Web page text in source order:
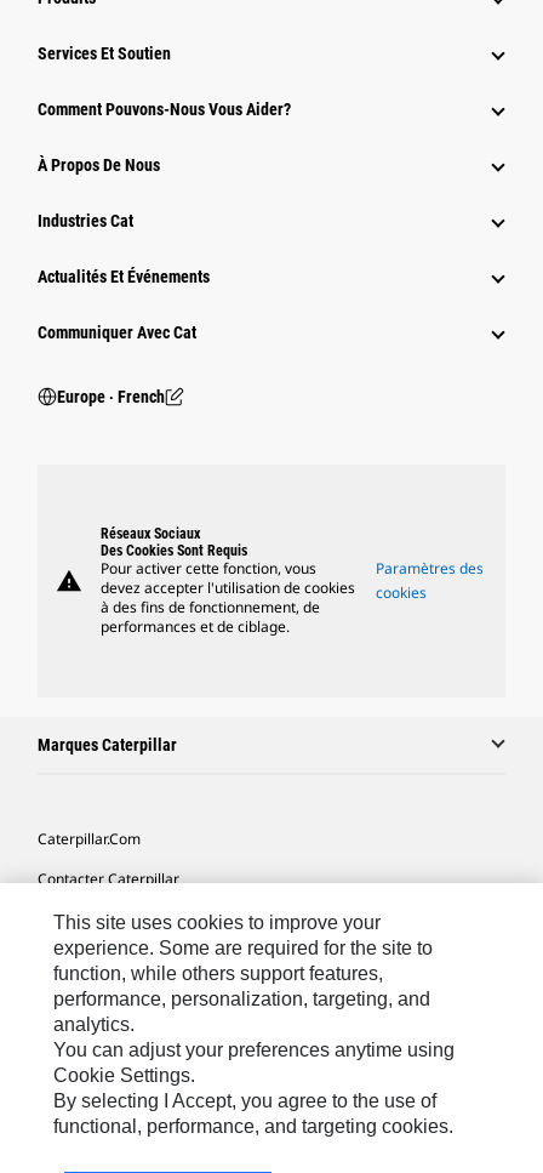
Services Et Soutien
Comment Pouvons-Nous Vous Aider?
À Propos De Nous
Industries Cat
Actualités Et Événements
Communiquer Avec Cat
Europe ‧ French
warning
Réseaux Sociaux
Des Cookies Sont Requis
Pour activer cette fonction, vous
devez accepter l'utilisation de cookies
à des fins de fonctionnement, de
performances et de ciblage.
Paramètres des
cookies
Marques Caterpillar
Caterpillar.com
Contacter Caterpillar
Mes Préférences Marketing
Plan Du Site
Cookie Settings
Légales
Confidentialité
This site uses cookies to improve your
experience. Some are required for the site to
function, while others support features,
performance, personalization, targeting, and
analytics.
You can adjust your preferences anytime using
Cookie Settings.
By selecting I Accept, you agree to the use of
functional, performance, and targeting cookies.